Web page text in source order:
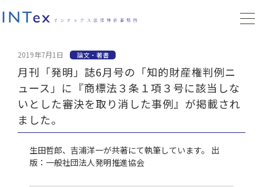
2019年7月1日 論文・著書
月刊「発明」誌6月号の「知的財産権判例ニ
ュース」に『商標法３条１項３号に該当しな
いとした審決を取り消した事例』が掲載され
ました。
生田哲郎、吉浦洋一が共著にて執筆しています。 出
版：一般社団法人発明推進協会